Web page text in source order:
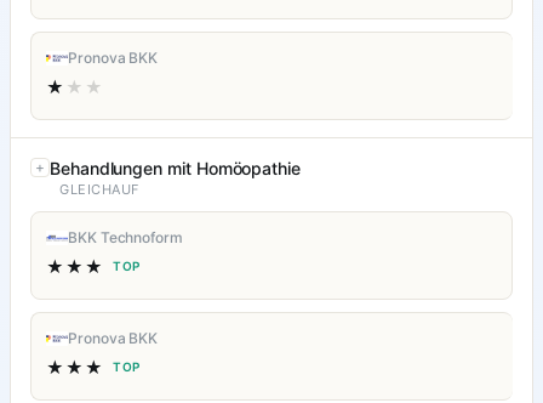
Pronova BKK
★ ★★
Behandlungen mit Homöopathie
GLEICHAUF
BKK Technoform
★★★ TOP
Pronova BKK
★★★ TOP